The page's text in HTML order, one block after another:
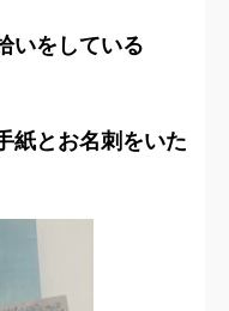
いをしている
紙とお名刺をいた